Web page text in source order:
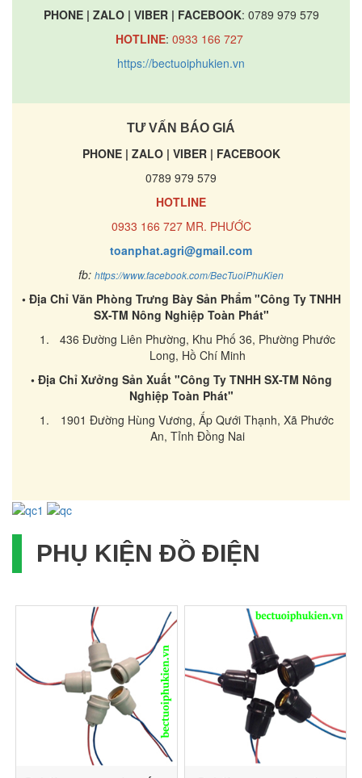
PHONE | ZALO | VIBER | FACEBOOK: 0789 979 579
HOTLINE: 0933 166 727
https://bectuoiphukien.vn
TƯ VẤN BÁO GIÁ
PHONE | ZALO | VIBER | FACEBOOK
0789 979 579
HOTLINE
0933 166 727 MR. PHƯỚC
toanphat.agri@gmail.com
fb: https://www.facebook.com/BecTuoiPhuKien
• Địa Chỉ Văn Phòng Trưng Bày Sản Phẩm "Công Ty TNHH
SX-TM Nông Nghiệp Toàn Phát"
436 Đường Liên Phường, Khu Phố 36, Phường Phước
Long, Hồ Chí Minh
• Địa Chỉ Xưởng Sản Xuất "Công Ty TNHH SX-TM Nông
Nghiệp Toàn Phát"
1901 Đường Hùng Vương, Ấp Qưới Thạnh, Xã Phước
An, Tỉnh Đồng Nai
PHỤ KIỆN ĐỒ ĐIỆN